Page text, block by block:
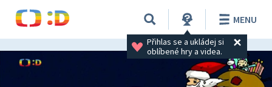
Přihlas se a ukládej si
oblíbené hry a videa.
MENU